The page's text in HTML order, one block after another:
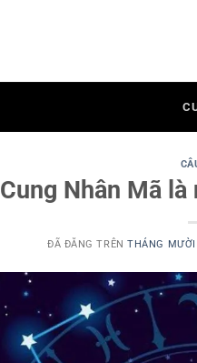
Cung Nhân Mã
ĐÃ ĐĂNG TRÊNTHÁNG